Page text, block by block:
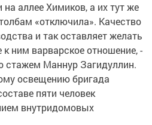
аллее Химиков, а их тут же
«отключила». Качество
и так оставляет желать
к ним варварское отношение, -
стажем Маннур Загидуллин.
освещению бригада
пяти человек
внутридомовых